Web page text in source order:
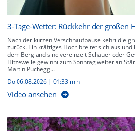
3-Tage-Wetter: Rückkehr der großen
Nach der kurzen Verschnaufpause kehrt die
zurück. Ein kräftiges Hoch breitet sich aus
dem Bergland sind vereinzelt Schauer oder
Hitzewelle gewinnt zum Sonntag weiter an
Martin Puchegg...
Do 06.08.2026 | 01:33 min
Video ansehen